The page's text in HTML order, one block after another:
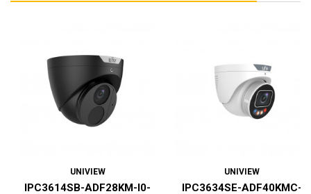
UNIVIEW
IPC3614SB-ADF28KM-I0-
UNIVIEW
IPC3634SE-ADF40KMC-